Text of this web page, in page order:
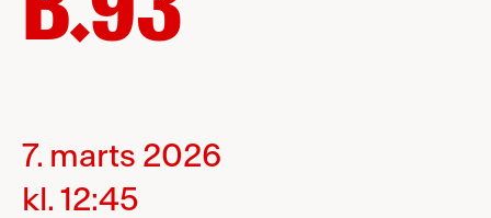
7. marts 2026
kl. 12:45